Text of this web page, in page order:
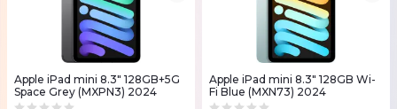
Apple iPad mini 8.3" 128GB+5G
Space Grey (MXPN3) 2024
Apple iPad mini 8.3" 128GB Wi-
Fi Blue (MXN73) 2024